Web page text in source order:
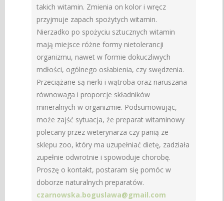
takich witamin. Zmienia on kolor i wręcz
przyjmuje zapach spożytych witamin.
Nierzadko po spożyciu sztucznych witamin
mają miejsce różne formy nietolerancji
organizmu, nawet w formie dokuczliwych
mdłości, ogólnego osłabienia, czy swędzenia.
Przeciążane są nerki i wątroba oraz naruszana
równowaga i proporcje składników
mineralnych w organizmie. Podsumowując,
może zajść sytuacja, że preparat witaminowy
polecany przez weterynarza czy panią ze
sklepu zoo, który ma uzupełniać dietę, zadziała
zupełnie odwrotnie i spowoduje chorobę.
Proszę o kontakt, postaram się pomóc w
doborze naturalnych preparatów.
czarnowska.boguslawa@gmail.com